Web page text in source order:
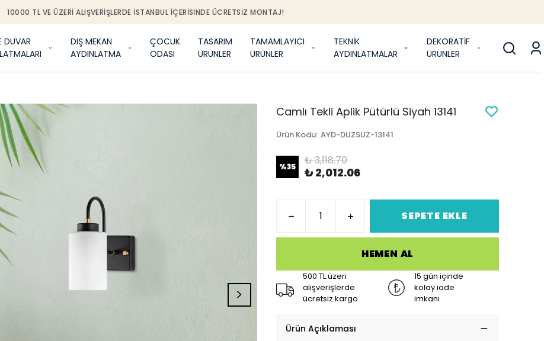
10000 TL VE ÜZERI ALIŞVERIŞLERDE İSTANBUL IÇERISINDE ÜCRETSIZ MONTAJ!
DUVAR
DIŞ MEKAN
AYDINLATMA
ÇOCUK
ODASI
TASARIM
ÜRÜNLER
TAMAMLAYICI
ÜRÜNLER
TEKNİK
AYDINLATMALAR
DEKORATİF
ÜRÜNLER
Camlı Tekli Aplik Pütürlü Siyah 13141
Ürün Kodu: AYD-DUZSUZ-13141
%35 ₺ 3,118.70
₺ 2,012.06
SEPETE EKLE
HEMEN AL
500 TL üzeri
alışverişlerde
ücretsiz kargo
15 gün içinde
kolay iade
imkanı
Ürün Açıklaması